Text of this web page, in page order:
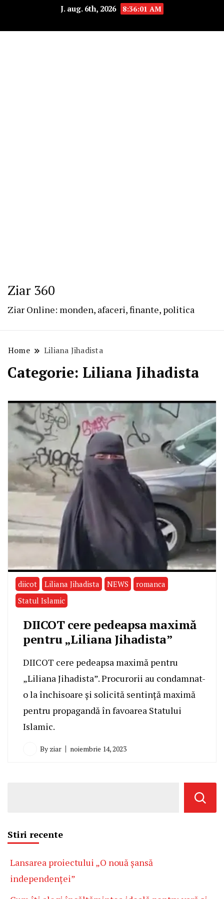
J. aug. 6th, 2026 8:36:01 AM
Ziar 360
Ziar Online: monden, afaceri, finante, politica
Home Liliana Jihadista
Categorie: Liliana Jihadista
diicot Liliana Jihadista NEWS
romanca
Statul Islamic
DIICOT cere pedeapsa maximă
pentru „Liliana Jihadista”
DIICOT cere pedeapsa maximă pentru
„Liliana Jihadista”. Procurorii au condamnat-
o la închisoare și solicită sentință maximă
pentru propagandă în favoarea Statului
Islamic.
By ziar noiembrie 14, 2023
Stiri recente
Lansarea proiectului „O nouă șansă
independenței”